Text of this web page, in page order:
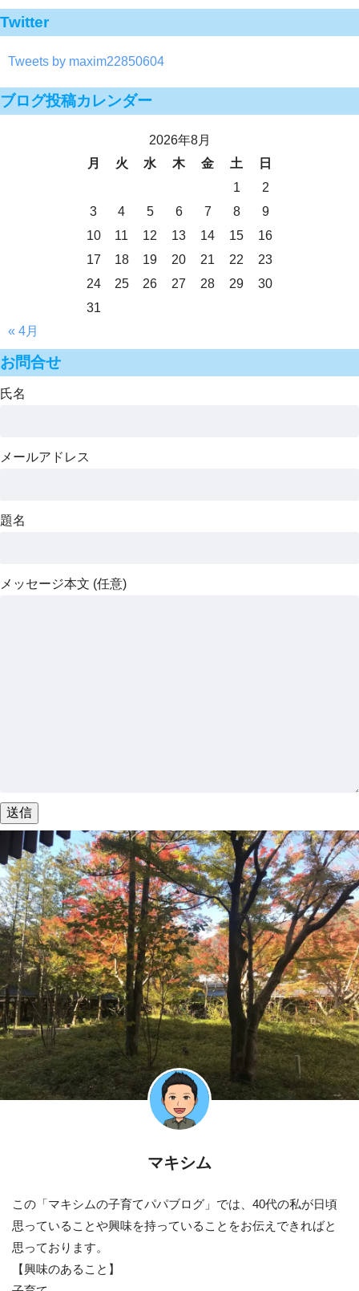
Twitter
Tweets by maxim22850604
ブログ投稿カレンダー
2026年8月
月
火 水 木 金 土
日
1
2
3
4 5 6 7 8
9
10
11 12 13 14 15
16
17
18 19 20 21 22
23
24
25 26 27 28 29
30
31
« 4月
お問合せ
氏名
メールアドレス
題名
メッセージ本文 (任意)
マキシム
この「マキシムの子育てパパブログ」では、40代の私が日頃
思っていることや興味を持っていることをお伝えできればと
思っております。
【興味のあること】